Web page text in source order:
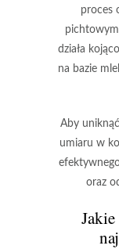
proces
pichtowym
działa
na bazie
Aby
umiaru w
oraz